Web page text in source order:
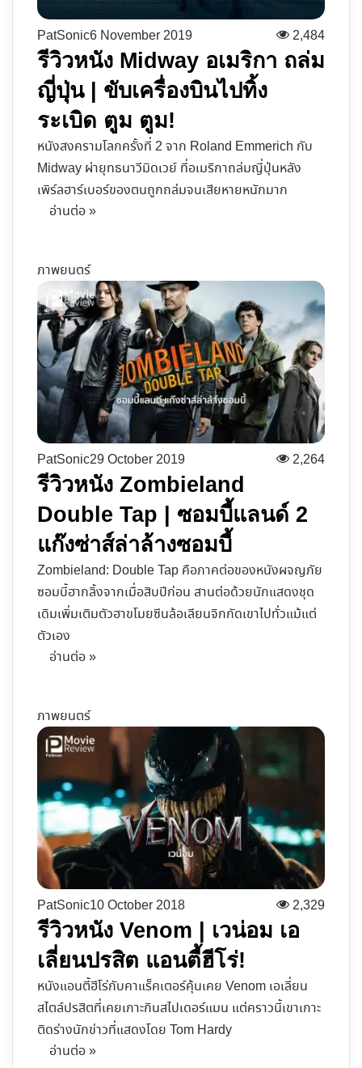
PatSonic6 November 2019 2,484
รีวิวหนัง Midway อเมริกา ถล่ม
ญี่ปุ่น | ขับเครื่องบินไปทิ้ง
ระเบิด ตูม ตูม!
หนังสงครามโลกครั้งที่ 2 จาก Roland Emmerich กับ
Midway ผ่ายุทธนาวีมิดเวย์ ที่อเมริกาถล่มญี่ปุ่นหลัง
เพิร์ลฮาร์เบอร์ของตนถูกถล่มจนเสียหายหนักมาก
อ่านต่อ »
ภาพยนตร์
PatSonic29 October 2019 2,264
รีวิวหนัง Zombieland
Double Tap | ซอมบี้แลนด์ 2
แก๊งซ่าส์ล่าล้างซอมบี้
Zombieland: Double Tap คือภาคต่อของหนังผจญภัย
ซอมบี้ฮากลิ้งจากเมื่อสิบปีก่อน สานต่อด้วยนักแสดงชุด
เดิมเพิ่มเติมตัวฮาขโมยซีนล้อเลียนจิกกัดเขาไปทั่วแม้แต่
ตัวเอง
อ่านต่อ »
ภาพยนตร์
PatSonic10 October 2018 2,329
รีวิวหนัง Venom | เวน่อม เอ
เลี่ยนปรสิต แอนตี้ฮีโร่!
หนังแอนตี้ฮีโร่กับคาแร็คเตอร์คุ้นเคย Venom เอเลี่ยน
สไตล์ปรสิตที่เคยเกาะกินสไปเดอร์แมน แต่คราวนี้เขาเกาะ
ติดร่างนักข่าวที่แสดงโดย Tom Hardy
อ่านต่อ »